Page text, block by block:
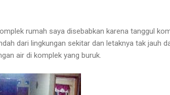
rumah saya disebabkan karena tanggul
dari lingkungan sekitar dan letaknya tak jauh
air di komplek yang buruk.